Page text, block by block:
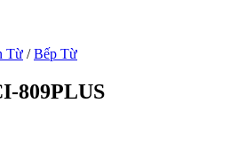
Từ / Bếp Từ
809PLUS